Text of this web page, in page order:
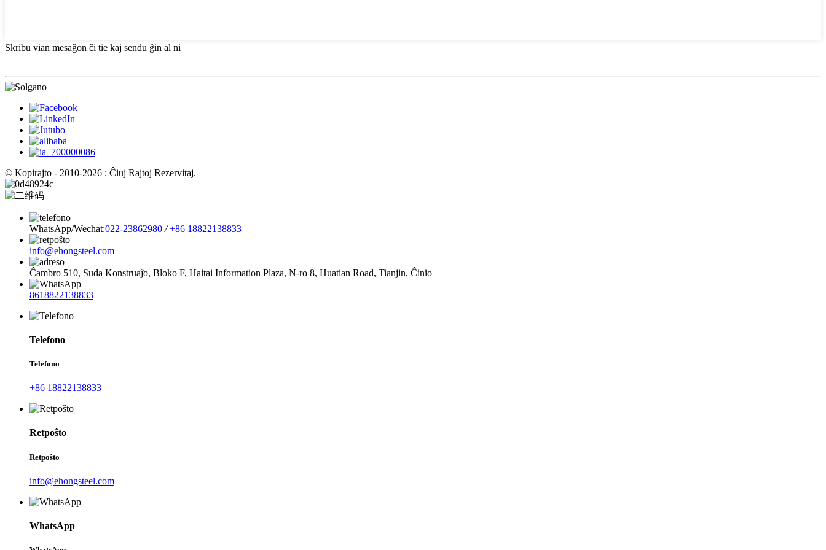
Skribu vian mesaĝon ĉi tie kaj sendu ĝin al ni
© Kopirajto - 2010-2026 : Ĉiuj Rajtoj Rezervitaj.
WhatsApp/Wechat:022-23862980 / +86 18822138833
info@ehongsteel.com
Ĉambro 510, Suda Konstruaĵo, Bloko F, ​​Haitai Information Plaza, N-ro 8, Huatian Road, Tianjin, Ĉinio
8618822138833
Telefono
Telefono
+86 18822138833
Retpoŝto
Retpoŝto
info@ehongsteel.com
WhatsApp